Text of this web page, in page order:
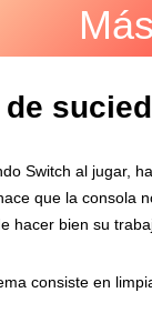
Switch al jugar,
que la consola
hacer bien su
consiste en